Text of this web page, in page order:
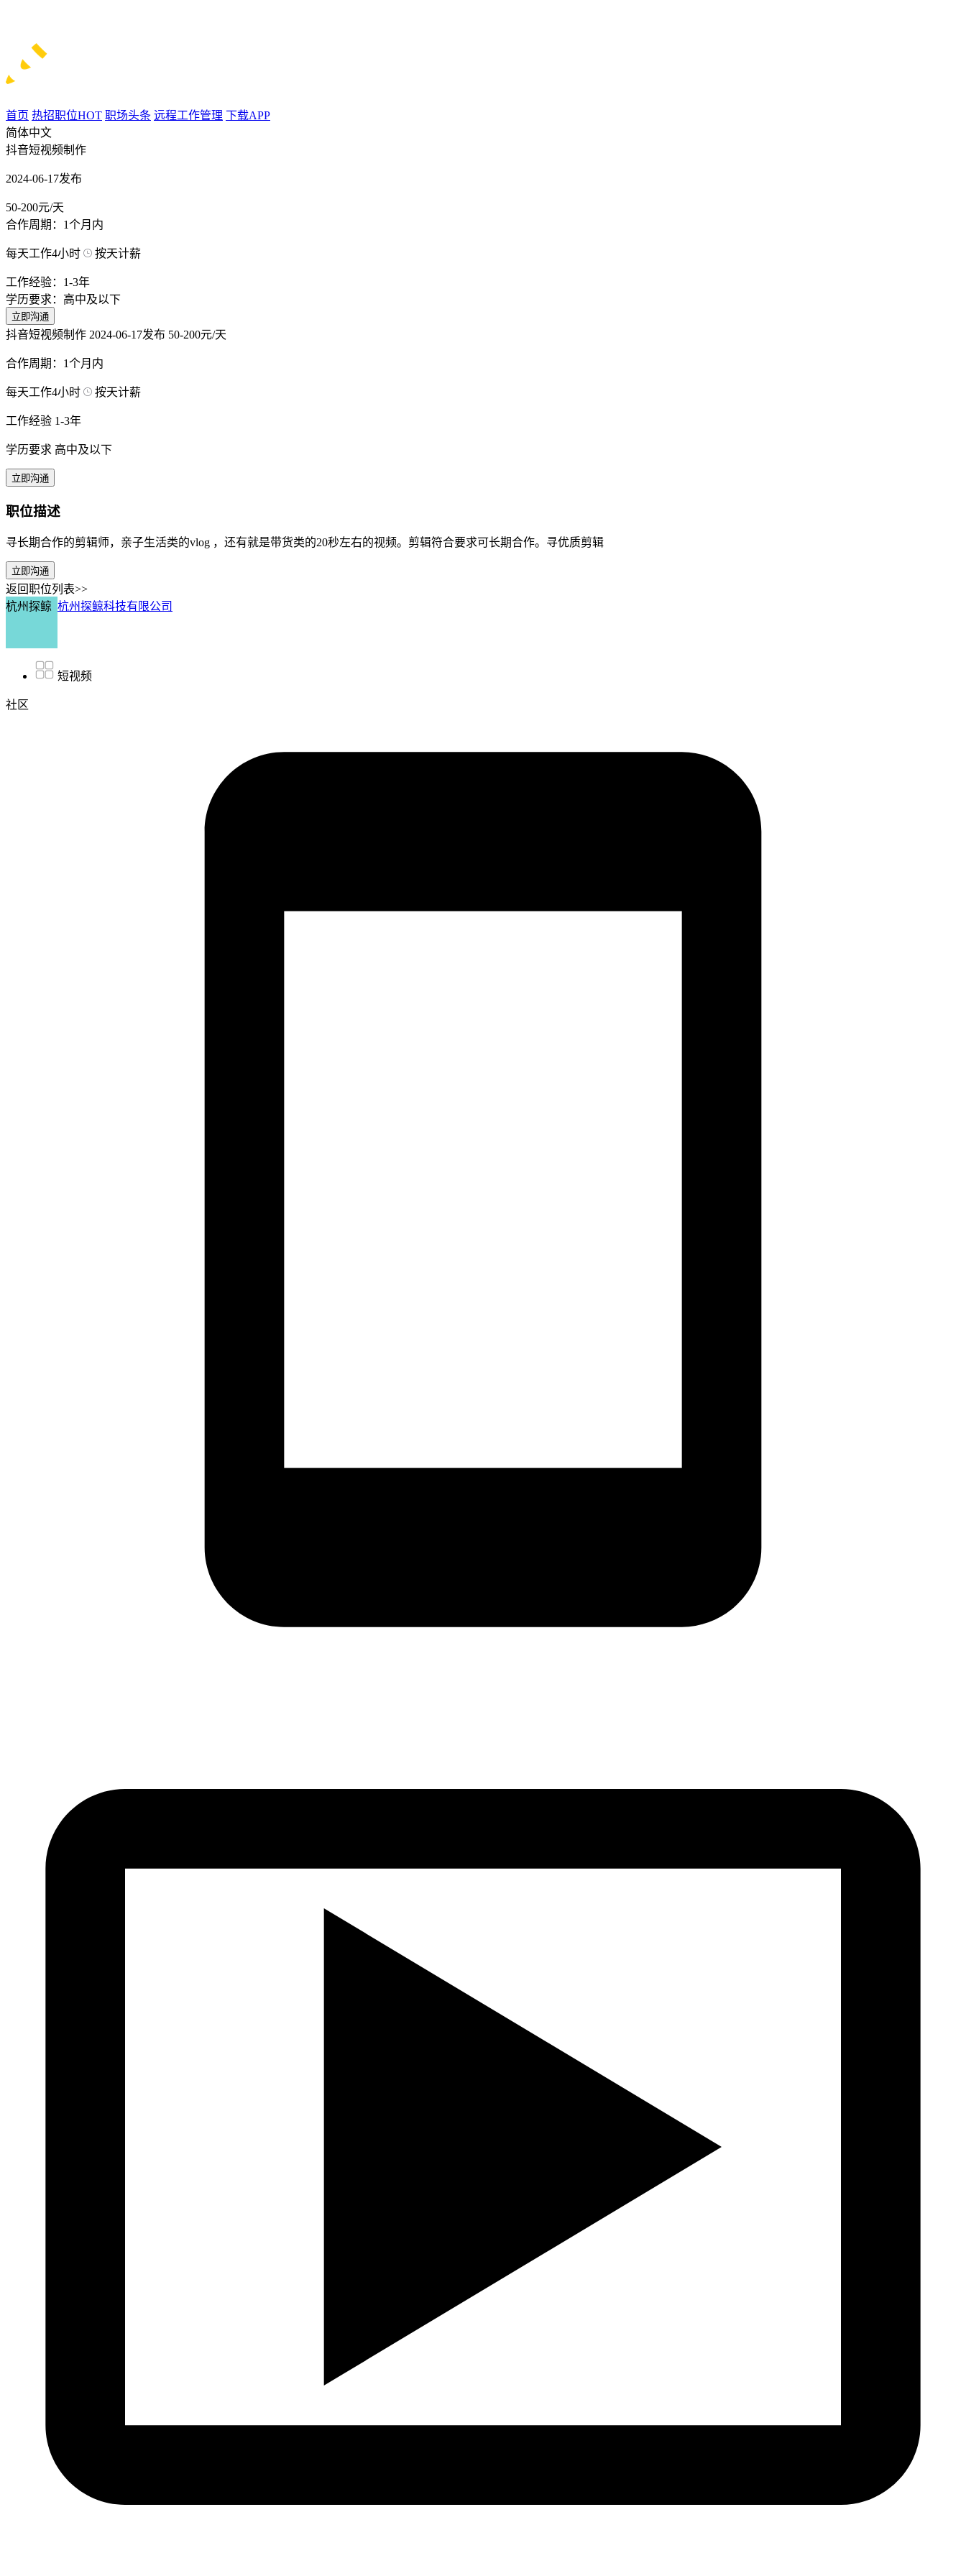
首页 热招职位HOT 职场头条 远程工作管理 下载APP
简体中文
抖音短视频制作
2024-06-17发布
50-200元/天
合作周期：1个月内
每天工作4小时 按天计薪
工作经验：1-3年
学历要求：高中及以下
立即沟通
抖音短视频制作 2024-06-17发布 50-200元/天
合作周期：1个月内
每天工作4小时 按天计薪
工作经验 1-3年
学历要求 高中及以下
立即沟通
职位描述
寻长期合作的剪辑师，亲子生活类的vlog ，还有就是带货类的20秒左右的视频。剪辑符合要求可长期合作。寻优质剪辑
立即沟通
返回职位列表>>
杭州探鲸 杭州探鲸科技有限公司
短视频
社区